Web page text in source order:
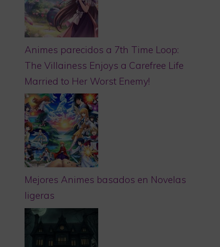
Animes parecidos a 7th Time Loop:
The Villainess Enjoys a Carefree Life
Married to Her Worst Enemy!
Mejores Animes basados en Novelas
ligeras